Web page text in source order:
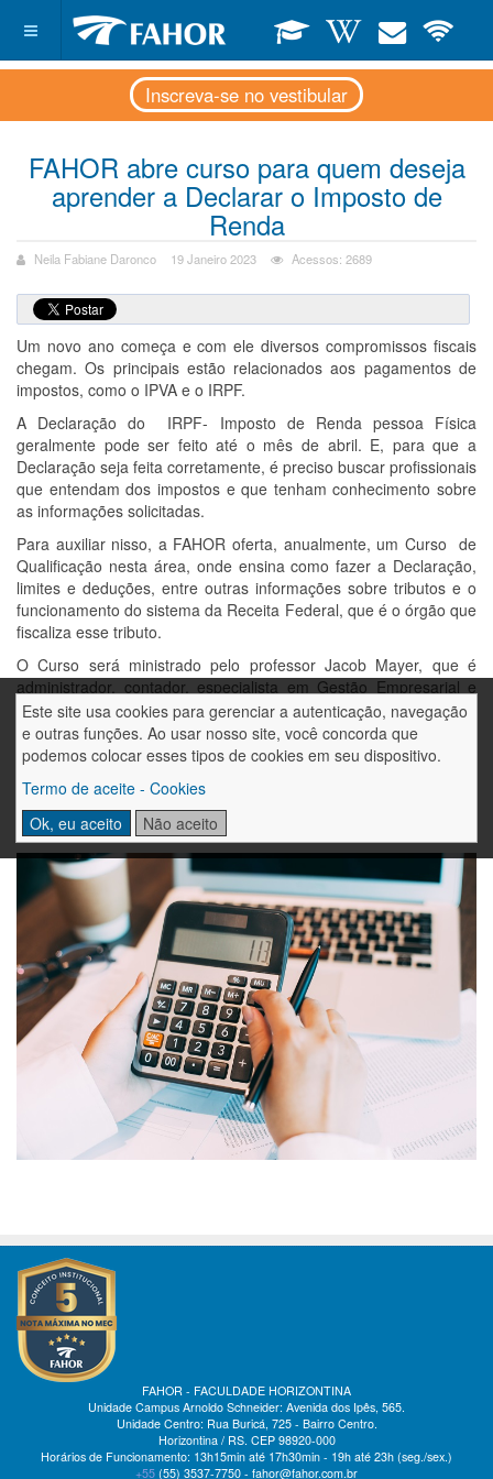
Este site usa cookies para gerenciar a autenticação, navegação
e outras funções. Ao usar nosso site, você concorda que
podemos colocar esses tipos de cookies em seu dispositivo.
Termo de aceite - Cookies
Ok, eu aceito
Não aceito
Inscreva-se no vestibular
FAHOR abre curso para quem deseja
aprender a Declarar o Imposto de
Renda
Neila Fabiane Daronco 19 Janeiro 2023 Acessos: 2689
Um novo ano começa e com ele diversos compromissos fiscais
chegam. Os principais estão relacionados aos pagamentos de
impostos, como o IPVA e o IRPF.
A Declaração do IRPF- Imposto de Renda pessoa Física
geralmente pode ser feito até o mês de abril. E, para que a
Declaração seja feita corretamente, é preciso buscar profissionais
que entendam dos impostos e que tenham conhecimento sobre
as informações solicitadas.
Para auxiliar nisso, a FAHOR oferta, anualmente, um Curso de
Qualificação nesta área, onde ensina como fazer a Declaração,
limites e deduções, entre outras informações sobre tributos e o
funcionamento do sistema da Receita Federal, que é o órgão que
fiscaliza esse tributo.
O Curso será ministrado pelo professor Jacob Mayer, que é
administrador, contador, especialista em Gestão Empresarial e
Auditoria e Perícia Contábil, que tem mais de 30 anos de
experiência na área contábil. O Curso tem16 horas e está
previsto para acontecer de forma presencial, nos dias 18 e 25 de
Arnoldo Schneider, em Horizontina. As inscrições estão abertas
no site:https://fahor.com.br/qualificacao
FAHOR - FACULDADE HORIZONTINA
Unidade Campus Arnoldo Schneider: Avenida dos Ipês, 565.
Unidade Centro: Rua Buricá, 725 - Bairro Centro.
Horizontina / RS. CEP 98920-000
Horários de Funcionamento: 13h15min até 17h30min - 19h até 23h (seg./sex.)
+55 (55) 3537-7750 - fahor@fahor.com.br